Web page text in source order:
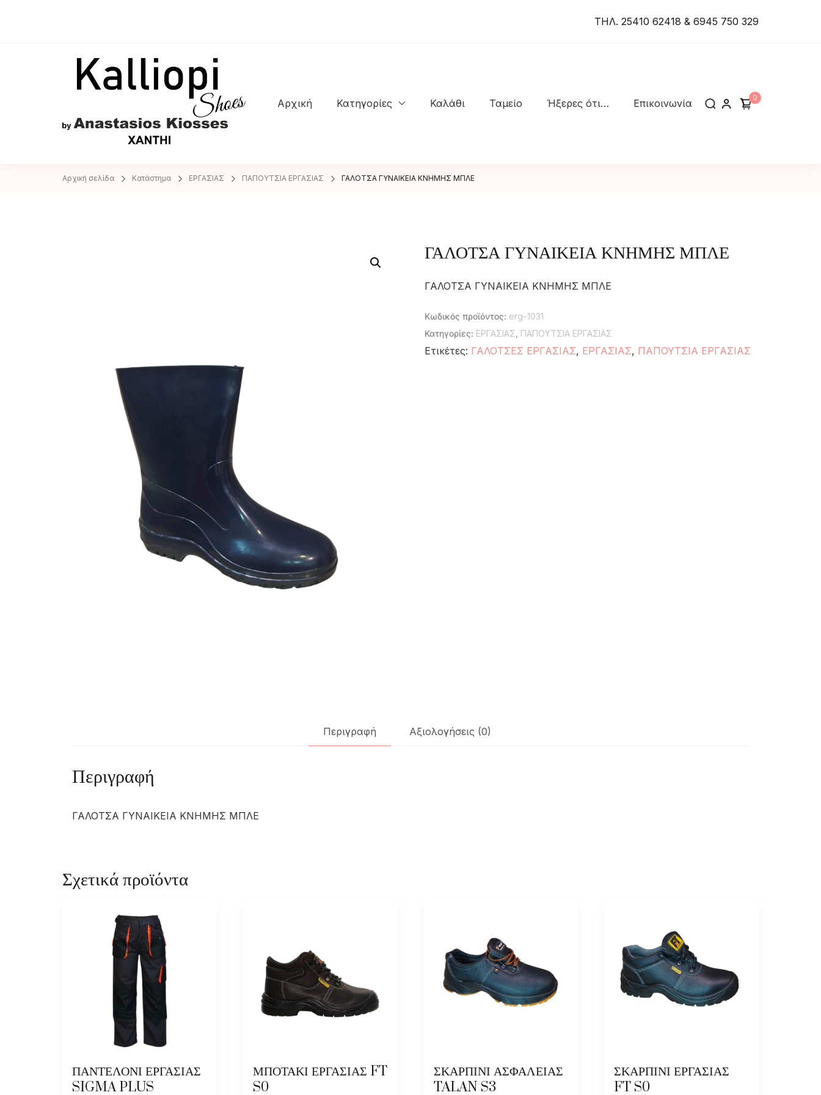
ΤΗΛ. 25410 62418 & 6945 750 329
ANASTASIOS KIOSSES SHOES
Αρχική Κατηγορίες Καλάθι Ταμείο Ήξερες ότι… Επικοινωνία 0
Αρχική σελίδα Κατάστημα ΕΡΓΑΣΙΑΣ ΠΑΠΟΥΤΣΙΑ ΕΡΓΑΣΙΑΣ ΓΑΛΟΤΣΑ ΓΥΝΑΙΚΕΙΑ ΚΝΗΜΗΣ ΜΠΛΕ
ΓΑΛΟΤΣΑ ΓΥΝΑΙΚΕΙΑ ΚΝΗΜΗΣ ΜΠΛΕ
ΓΑΛΟΤΣΑ ΓΥΝΑΙΚΕΙΑ ΚΝΗΜΗΣ ΜΠΛΕ
Κωδικός προϊόντος: erg-1031
Κατηγορίες: ΕΡΓΑΣΙΑΣ, ΠΑΠΟΥΤΣΙΑ ΕΡΓΑΣΙΑΣ
Ετικέτες: ΓΑΛΟΤΣΕΣ ΕΡΓΑΣΙΑΣ, ΕΡΓΑΣΙΑΣ, ΠΑΠΟΥΤΣΙΑ ΕΡΓΑΣΙΑΣ
Περιγραφή Αξιολογήσεις (0)
Περιγραφή
ΓΑΛΟΤΣΑ ΓΥΝΑΙΚΕΙΑ ΚΝΗΜΗΣ ΜΠΛΕ
Σχετικά προϊόντα
ΠΑΝΤΕΛΟΝΙ ΕΡΓΑΣΙΑΣ
SIGMA PLUS
ΜΠΟΤΑΚΙ ΕΡΓΑΣΙΑΣ FT
S0
ΣΚΑΡΠΙΝΙ ΑΣΦΑΛΕΙΑΣ
TALAN S3
ΣΚΑΡΠΙΝΙ ΕΡΓΑΣΙΑΣ
FT S0